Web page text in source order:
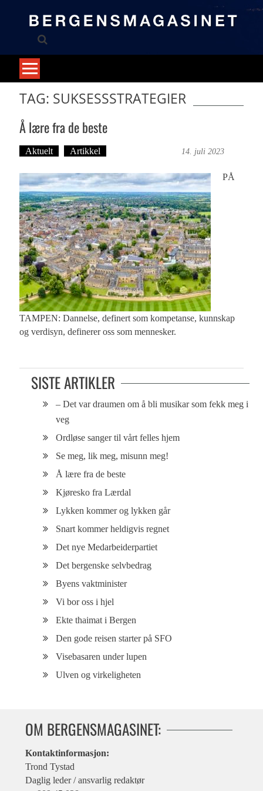
TAG: SUKSESSSTRATEGIER
Å lære fra de beste
Aktuelt Artikkel 14. juli 2023
PÅ
TAMPEN: Dannelse, definert som kompetanse, kunnskap
og verdisyn, definerer oss som mennesker.
SISTE ARTIKLER
– Det var draumen om å bli musikar som fekk meg i
veg
Ordløse sanger til vårt felles hjem
Se meg, lik meg, misunn meg!
Å lære fra de beste
Kjøresko fra Lærdal
Lykken kommer og lykken går
Snart kommer heldigvis regnet
Det nye Medarbeiderpartiet
Det bergenske selvbedrag
Byens vaktminister
Vi bor oss i hjel
Ekte thaimat i Bergen
Den gode reisen starter på SFO
Visebasaren under lupen
Ulven og virkeligheten
OM BERGENSMAGASINET:
Kontaktinformasjon:
Trond Tystad
Daglig leder / ansvarlig redaktør